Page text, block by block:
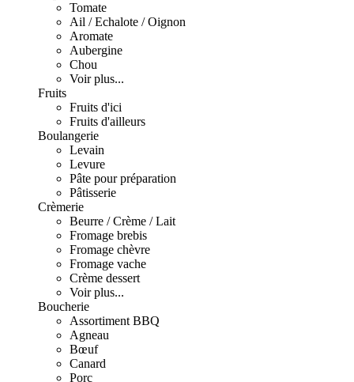
Tomate
Ail / Echalote / Oignon
Aromate
Aubergine
Chou
Voir plus...
Fruits
Fruits d'ici
Fruits d'ailleurs
Boulangerie
Levain
Levure
Pâte pour préparation
Pâtisserie
Crèmerie
Beurre / Crème / Lait
Fromage brebis
Fromage chèvre
Fromage vache
Crème dessert
Voir plus...
Boucherie
Assortiment BBQ
Agneau
Bœuf
Canard
Porc